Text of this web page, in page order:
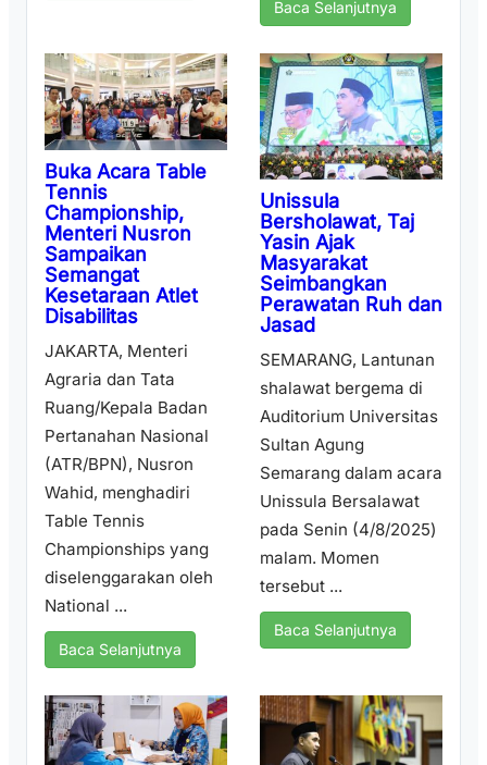
Baca Selanjutnya
Buka Acara Table
Tennis
Championship,
Menteri Nusron
Sampaikan
Semangat
Kesetaraan Atlet
Disabilitas
JAKARTA, Menteri
Agraria dan Tata
Ruang/Kepala Badan
Pertanahan Nasional
(ATR/BPN), Nusron
Wahid, menghadiri
Table Tennis
Championships yang
diselenggarakan oleh
National ...
Baca Selanjutnya
Unissula
Bersholawat, Taj
Yasin Ajak
Masyarakat
Seimbangkan
Perawatan Ruh dan
Jasad
SEMARANG, Lantunan
shalawat bergema di
Auditorium Universitas
Sultan Agung
Semarang dalam acara
Unissula Bersalawat
pada Senin (4/8/2025)
malam. Momen
tersebut ...
Baca Selanjutnya